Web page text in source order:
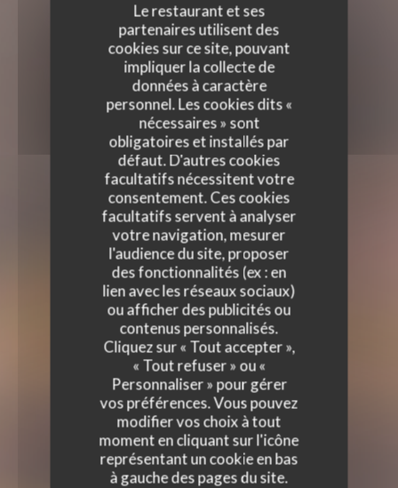
Le restaurant et ses
partenaires utilisent des
cookies sur ce site, pouvant
impliquer la collecte de
données à caractère
personnel. Les cookies dits «
nécessaires » sont
obligatoires et installés par
défaut. D'autres cookies
facultatifs nécessitent votre
consentement. Ces cookies
facultatifs servent à analyser
votre navigation, mesurer
l'audience du site, proposer
des fonctionnalités (ex : en
lien avec les réseaux sociaux)
ou afficher des publicités ou
contenus personnalisés.
Cliquez sur « Tout accepter »,
« Tout refuser » ou «
Personnaliser » pour gérer
vos préférences. Vous pouvez
modifier vos choix à tout
moment en cliquant sur l'icône
représentant un cookie en bas
à gauche des pages du site.